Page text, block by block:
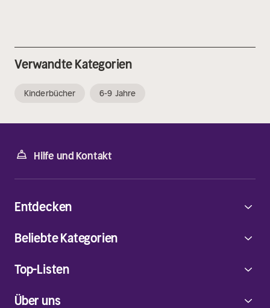
Verwandte Kategorien
Kinderbücher 6-9 Jahre
Hilfe und Kontakt
Über uns
Entdecken
Beliebte Kategorien
Top-Listen